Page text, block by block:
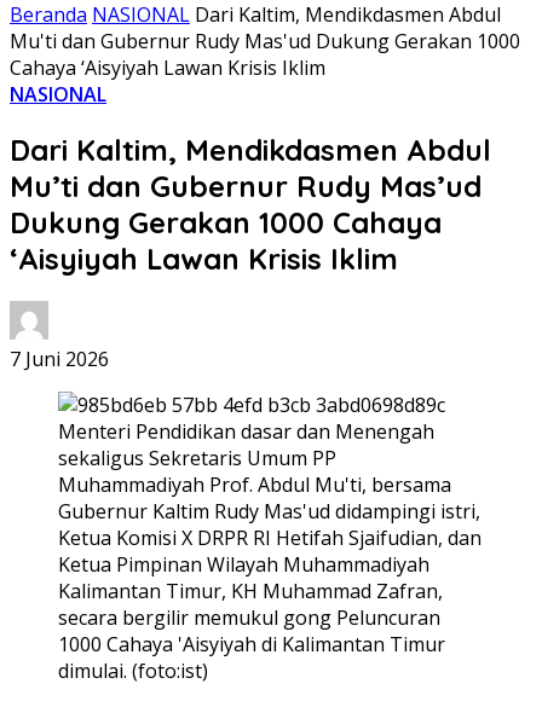
Beranda NASIONAL Dari Kaltim, Mendikdasmen Abdul
Mu'ti dan Gubernur Rudy Mas'ud Dukung Gerakan 1000
Cahaya ‘Aisyiyah Lawan Krisis Iklim
NASIONAL
Dari Kaltim, Mendikdasmen Abdul
Mu’ti dan Gubernur Rudy Mas’ud
Dukung Gerakan 1000 Cahaya
‘Aisyiyah Lawan Krisis Iklim
7 Juni 2026
Menteri Pendidikan dasar dan Menengah
sekaligus Sekretaris Umum PP
Muhammadiyah Prof. Abdul Mu'ti, bersama
Gubernur Kaltim Rudy Mas'ud didampingi istri,
Ketua Komisi X DRPR RI Hetifah Sjaifudian, dan
Ketua Pimpinan Wilayah Muhammadiyah
Kalimantan Timur, KH Muhammad Zafran,
secara bergilir memukul gong Peluncuran
1000 Cahaya 'Aisyiyah di Kalimantan Timur
dimulai. (foto:ist)